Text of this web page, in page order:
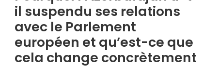
il suspendu ses relations
avec le Parlement
européen et qu’est-ce que
cela change concrètement